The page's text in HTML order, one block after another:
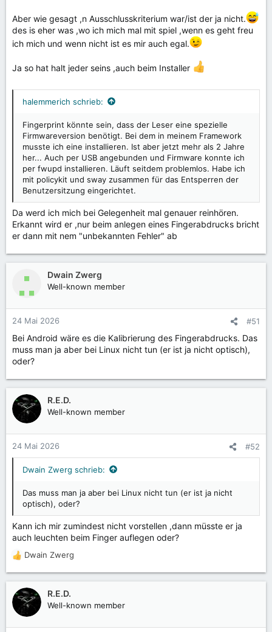
Aber wie gesagt ,n Ausschlusskriterium war/ist der ja nicht.
des is eher was ,wo ich mich mal mit spiel ,wenn es geht freu
ich mich und wenn nicht ist es mir auch egal.
Ja so hat halt jeder seins ,auch beim Installer
halemmerich schrieb:
Fingerprint könnte sein, dass der Leser eine spezielle
Firmwareversion benötigt. Bei dem in meinem Framework
musste ich eine installieren. Ist aber jetzt mehr als 2 Jahre
her... Auch per USB angebunden und Firmware konnte ich
per fwupd installieren. Läuft seitdem problemlos. Habe ich
mit policykit und sway zusammen für das Entsperren der
Benutzersitzung eingerichtet.
Da werd ich mich bei Gelegenheit mal genauer reinhören.
Erkannt wird er ,nur beim anlegen eines Fingerabdrucks bricht
er dann mit nem "unbekannten Fehler" ab
Dwain Zwerg
Well-known member
24 Mai 2026 #51
Bei Android wäre es die Kalibrierung des Fingerabdrucks. Das
muss man ja aber bei Linux nicht tun (er ist ja nicht optisch),
oder?
R.E.D.
Well-known member
24 Mai 2026 #52
Dwain Zwerg schrieb:
Das muss man ja aber bei Linux nicht tun (er ist ja nicht
optisch), oder?
Kann ich mir zumindest nicht vorstellen ,dann müsste er ja
auch leuchten beim Finger auflegen oder?
R
e
a
k
t
o
Dwain Zwerg
R.E.D.
Well-known member